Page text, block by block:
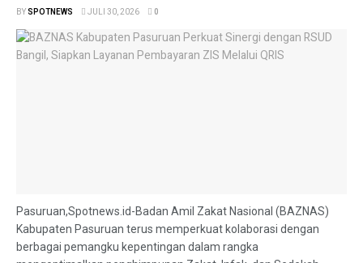
BYSPOTNEWS JULI 30, 2026 0
Pasuruan,Spotnews.id-Badan Amil Zakat Nasional (BAZNAS)
Kabupaten Pasuruan terus memperkuat kolaborasi dengan
berbagai pemangku kepentingan dalam rangka